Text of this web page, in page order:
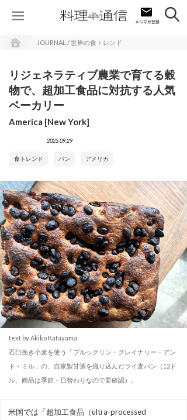
JOURNAL / 世界の食トレンド
リジェネラティブ農業で育てる穀
物で、超加工食品に対抗する人気
ベーカリー
America [New York]
2025.09.29
食トレンド パン アメリカ
text by Akiko Katayama
石臼挽き小麦を使う「ブルックリン・グレイナリー・アン
ド・ミル」の、自家製甘酒を織り込んだライ麦パン（12ド
ル、商品は季節・日替わりなので要確認）。
米国では「超加工食品（ultra-processed